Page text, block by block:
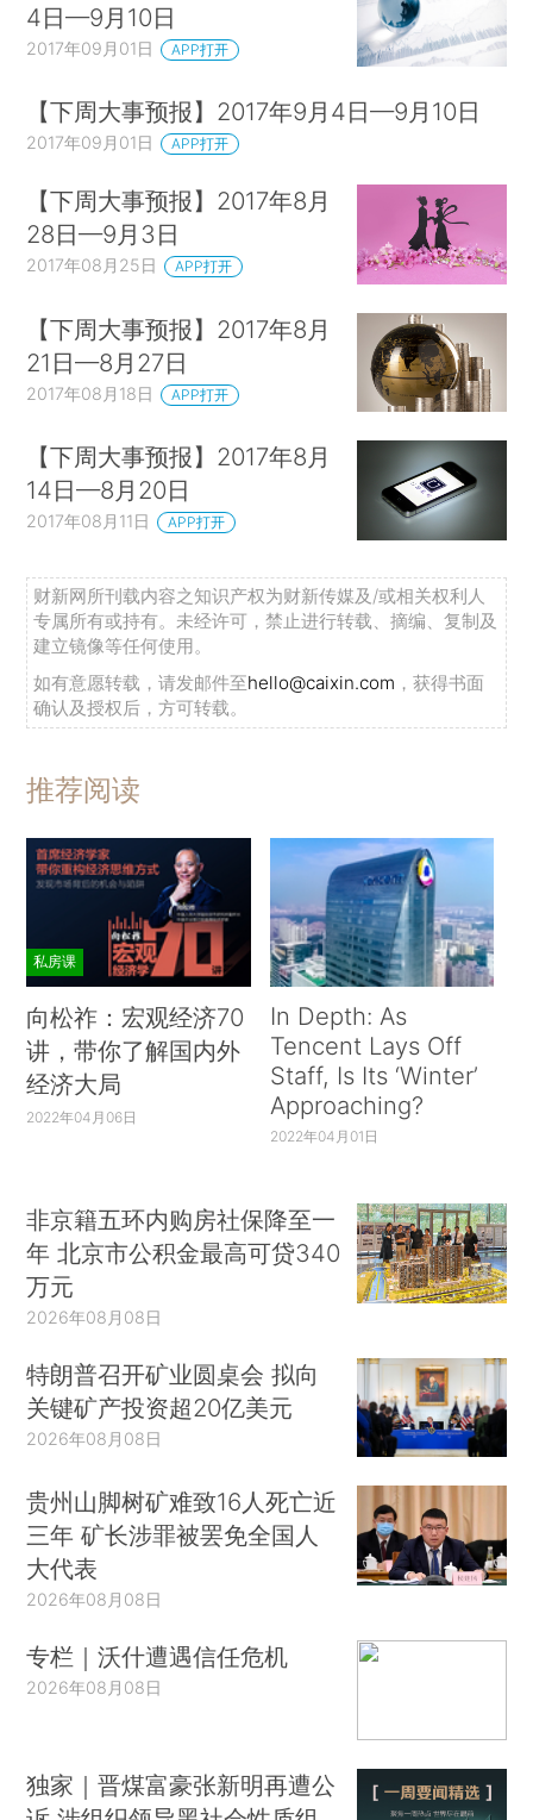
4日—9月10日
2017年09月01日 APP打开
【下周大事预报】2017年9月4日—9月10日
2017年09月01日 APP打开
【下周大事预报】2017年8月
28日—9月3日
2017年08月25日 APP打开
【下周大事预报】2017年8月
21日—8月27日
2017年08月18日 APP打开
【下周大事预报】2017年8月
14日—8月20日
2017年08月11日 APP打开
财新网所刊载内容之知识产权为财新传媒及/或相关权利人
专属所有或持有。未经许可，禁止进行转载、摘编、复制及
建立镜像等任何使用。
如有意愿转载，请发邮件至hello@caixin.com ，获得书面
确认及授权后，方可转载。
推荐阅读
私房课
向松祚：宏观经济70
讲，带你了解国内外
经济大局
2022年04月06日
In Depth: As
Tencent Lays Off
Staff, Is Its ‘Winter’
Approaching?
2022年04月01日
非京籍五环内购房社保降至一
年 北京市公积金最高可贷340
万元
2026年08月08日
特朗普召开矿业圆桌会 拟向
关键矿产投资超20亿美元
2026年08月08日
贵州山脚树矿难致16人死亡近
三年 矿长涉罪被罢免全国人
大代表
2026年08月08日
专栏｜沃什遭遇信任危机
2026年08月08日
独家｜晋煤富豪张新明再遭公